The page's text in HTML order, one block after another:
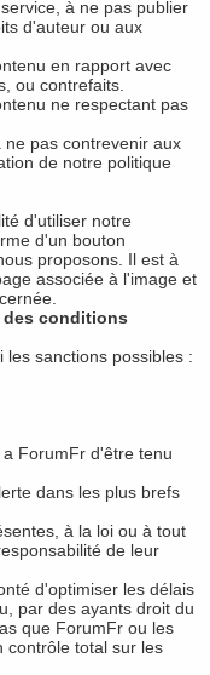
à ne pas publier
d'auteur ou aux
en rapport avec
ou contrefaits.
ne respectant pas
pas contrevenir aux
de notre politique
d'utiliser notre
d'un bouton
proposons. Il est à
associée à l'image et
des conditions
sanctions possibles :
ForumFr d'être tenu
dans les plus brefs
à la loi ou à tout
de leur
d'optimiser les délais
par des ayants droit du
que ForumFr ou les
contrôle total sur les